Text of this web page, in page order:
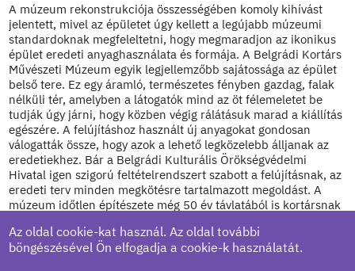
A múzeum rekonstrukciója összességében komoly kihívást
jelentett, mivel az épületet úgy kellett a legújabb múzeumi
standardoknak megfeleltetni, hogy megmaradjon az ikonikus
épület eredeti anyaghasználata és formája. A Belgrádi Kortárs
Művészeti Múzeum egyik legjellemzőbb sajátossága az épület
belső tere. Ez egy áramló, természetes fényben gazdag, falak
nélküli tér, amelyben a látogatók mind az öt félemeletet be
tudják úgy járni, hogy közben végig rálátásuk marad a kiállítás
egészére. A felújításhoz használt új anyagokat gondosan
válogatták össze, hogy azok a lehető legközelebb álljanak az
eredetiekhez. Bár a Belgrádi Kulturális Örökségvédelmi
Hivatal igen szigorú feltételrendszert szabott a felújításnak, az
eredeti terv minden megkötésre tartalmazott megoldást. A
múzeum időtlen építészete még 50 év távlatából is kortársnak
épület formaképzését a racionális és geometrikus rend
megőrződött. Az épülethez adott egyetlen toldalék az
Az oldal cookie-kat használ. Az oldal további
böngészésével Ön elfogadja a cookie-k használatát.